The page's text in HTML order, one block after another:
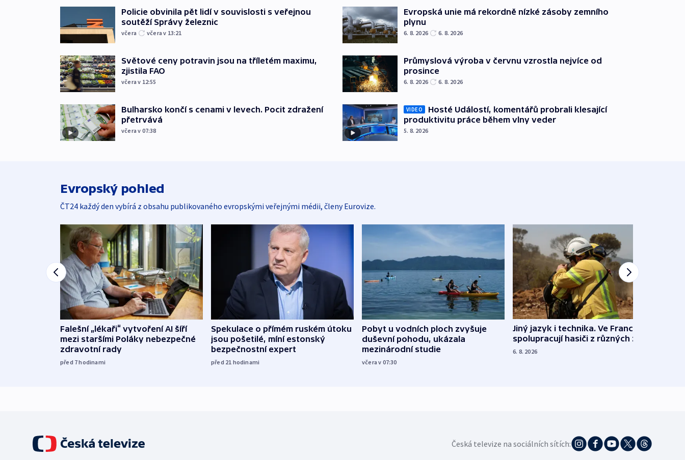
Policie obvinila pět lidí v souvislosti s veřejnou
soutěží Správy železnic
včera včera v 13:21
Světové ceny potravin jsou na tříletém maximu,
zjistila FAO
včera v 12:55
Bulharsko končí s cenami v levech. Pocit zdražení
přetrvává
včera v 07:38
Evropská unie má rekordně nízké zásoby zemního
plynu
6. 8. 2026 6. 8. 2026
Průmyslová výroba v červnu vzrostla nejvíce od
prosince
6. 8. 2026 6. 8. 2026
VIDEO
Hosté Událostí, komentářů probrali klesající
produktivitu práce během vlny veder
5. 8. 2026
Evropský pohled
ČT24 každý den vybírá z obsahu publikovaného evropskými veřejnými médii, členy Eurovize.
Falešní „lékaři“ vytvoření AI šíří
mezi staršími Poláky nebezpečné
zdravotní rady
před 7hodinami
Spekulace o přímém ruském útoku
jsou pošetilé, míní estonský
bezpečnostní expert
před 21 hodinami
Pobyt u vodních ploch zvyšuje
duševní pohodu, ukázala
mezinárodní studie
včera v 07:30
Jiný jazyk i technika. Ve Francii
spolupracují hasiči z různých zemí
6. 8. 2026
Česká televize na sociálních sítích: